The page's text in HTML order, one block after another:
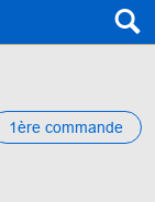
1ère commande